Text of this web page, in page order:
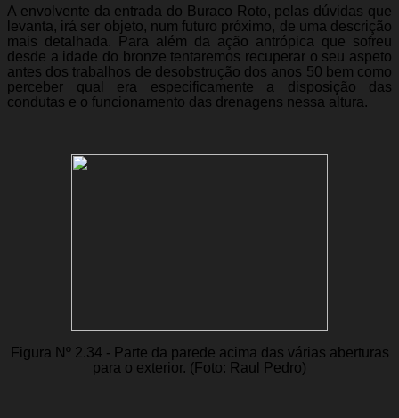
A envolvente da entrada do Buraco Roto, pelas dúvidas que
levanta, irá ser objeto, num futuro próximo, de uma descrição
mais detalhada. Para além da ação antrópica que sofreu
desde a idade do bronze tentaremos recuperar o seu aspeto
antes dos trabalhos de desobstrução dos anos 50 bem como
perceber qual era especificamente a disposição das
condutas e o funcionamento das drenagens nessa altura.
Figura Nº 2.34 - Parte da parede acima das várias aberturas
para o exterior. (Foto: Raul Pedro)